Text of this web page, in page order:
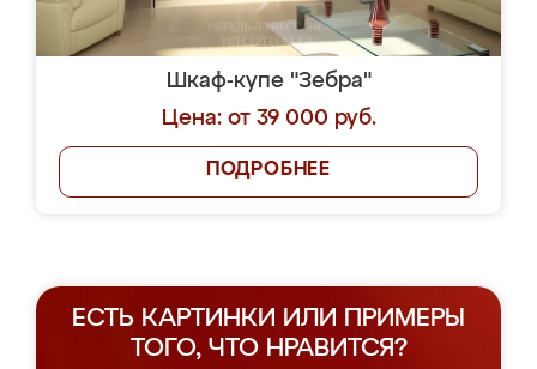
Шкаф-купе "Зебра"
Цена: от 39 000 руб.
ПОДРОБНЕЕ
ЕСТЬ КАРТИНКИ ИЛИ ПРИМЕРЫ
ТОГО, ЧТО НРАВИТСЯ?